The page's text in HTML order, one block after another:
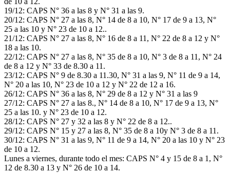
19/12: CAPS N° 36 a las 8 y N° 31 a las 9.
20/12: CAPS N° 27 a las 8, N° 14 de 8 a 10, N° 17 de 9 a 13, N°
25 a las 10 y N° 23 de 10 a 12..
21/12: CAPS N° 27 a las 8, N° 16 de 8 a 11, N° 22 de 8 a 12 y N°
18 a las 10.
22/12: CAPS N° 27 a las 8, N° 35 de 8 a 10, N° 3 de 8 a 11, N° 24
de 8 a 12 y N° 33 de 8.30 a 11.
23/12: CAPS N° 9 de 8.30 a 11.30, N° 31 a las 9, N° 11 de 9 a 14,
N° 20 a las 10, N° 23 de 10 a 12 y N° 22 de 12 a 16.
26/12: CAPS N° 36 a las 8, N° 29 de 8 a 12 y N° 31 a las 9
27/12: CAPS N° 27 a las 8., N° 14 de 8 a 10, N° 17 de 9 a 13, N°
25 a las 10. y N° 23 de 10 a 12.
28/12: CAPS N° 27 y 32 a las 8 y N° 22 de 8 a 12..
29/12: CAPS N° 15 y 27 a las 8, N° 35 de 8 a 10y N° 3 de 8 a 11.
30/12: CAPS N° 31 a las 9, N° 11 de 9 a 14, N° 20 a las 10 y N° 23
de 10 a 12.
Lunes a viernes, durante todo el mes: CAPS N° 4 y 15 de 8 a 1, N°
12 de 8.30 a 13 y N° 26 de 10 a 14.